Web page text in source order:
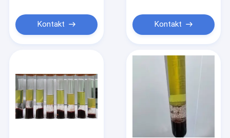
von weniger als 0,1%
für kontrollierte
Verfahren
Kontakt Kontakt